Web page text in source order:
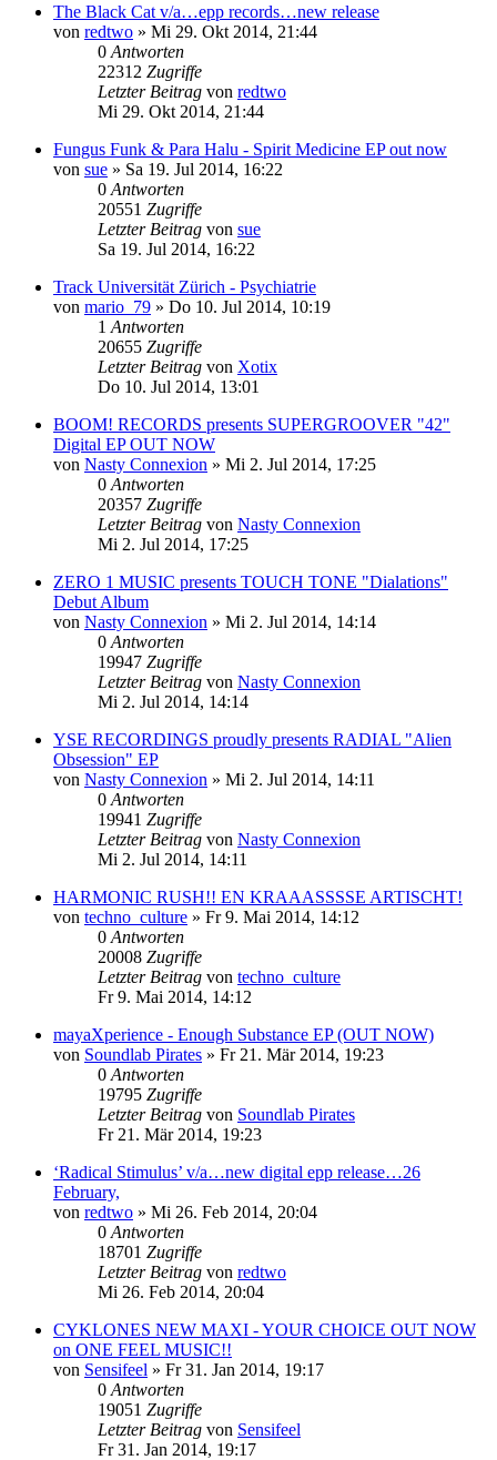
The Black Cat v/a…epp records…new release
von redtwo » Mi 29. Okt 2014, 21:44
0 Antworten
22312 Zugriffe
Letzter Beitrag von redtwo
Mi 29. Okt 2014, 21:44
Fungus Funk & Para Halu - Spirit Medicine EP out now
von sue » Sa 19. Jul 2014, 16:22
0 Antworten
20551 Zugriffe
Letzter Beitrag von sue
Sa 19. Jul 2014, 16:22
Track Universität Zürich - Psychiatrie
von mario_79 » Do 10. Jul 2014, 10:19
1 Antworten
20655 Zugriffe
Letzter Beitrag von Xotix
Do 10. Jul 2014, 13:01
BOOM! RECORDS presents SUPERGROOVER "42"
Digital EP OUT NOW
von Nasty Connexion » Mi 2. Jul 2014, 17:25
0 Antworten
20357 Zugriffe
Letzter Beitrag von Nasty Connexion
Mi 2. Jul 2014, 17:25
ZERO 1 MUSIC presents TOUCH TONE "Dialations"
Debut Album
von Nasty Connexion » Mi 2. Jul 2014, 14:14
0 Antworten
19947 Zugriffe
Letzter Beitrag von Nasty Connexion
Mi 2. Jul 2014, 14:14
YSE RECORDINGS proudly presents RADIAL "Alien
Obsession" EP
von Nasty Connexion » Mi 2. Jul 2014, 14:11
0 Antworten
19941 Zugriffe
Letzter Beitrag von Nasty Connexion
Mi 2. Jul 2014, 14:11
HARMONIC RUSH!! EN KRAAASSSSE ARTISCHT!
von techno_culture » Fr 9. Mai 2014, 14:12
0 Antworten
20008 Zugriffe
Letzter Beitrag von techno_culture
Fr 9. Mai 2014, 14:12
mayaXperience - Enough Substance EP (OUT NOW)
von Soundlab Pirates » Fr 21. Mär 2014, 19:23
0 Antworten
19795 Zugriffe
Letzter Beitrag von Soundlab Pirates
Fr 21. Mär 2014, 19:23
‘Radical Stimulus’ v/a…new digital epp release…26
February,
von redtwo » Mi 26. Feb 2014, 20:04
0 Antworten
18701 Zugriffe
Letzter Beitrag von redtwo
Mi 26. Feb 2014, 20:04
CYKLONES NEW MAXI - YOUR CHOICE OUT NOW
on ONE FEEL MUSIC!!
von Sensifeel » Fr 31. Jan 2014, 19:17
0 Antworten
19051 Zugriffe
Letzter Beitrag von Sensifeel
Fr 31. Jan 2014, 19:17